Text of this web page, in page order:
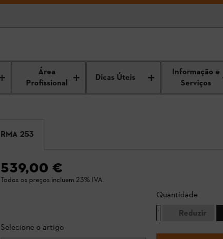
Área
Profissional
Dicas Úteis
Informação e
Serviços
RMA 253
539,00 €
Todos os preços incluem 23% IVA.
Selecione o artigo
Quantidade
Reduzir